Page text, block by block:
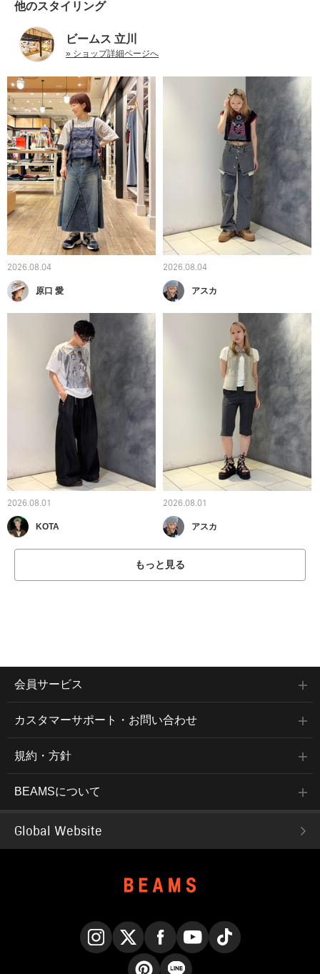
他のスタイリング
ビームス 立川
» ショップ詳細ページへ
2026.08.04
原口 愛
2026.08.04
アスカ
2026.08.01
KOTA
2026.08.01
アスカ
もっと見る
会員サービス
カスタマーサポート・お問い合わせ
規約・方針
BEAMSについて
Global Website